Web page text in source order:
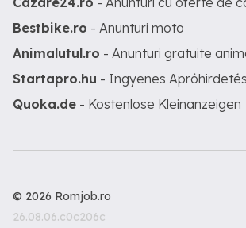
Bestbike.ro - Anunturi moto
Animalutul.ro - Anunturi gratuite
Startapro.hu - Ingyenes Apróhirdetés
Quoka.de - Kostenlose Kleinanzeigen
© 2026 Romjob.ro
26.08.06.c0c206c